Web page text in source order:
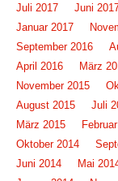
Juli 2017
Juni
Januar 2017
September 2016
April 2016
März
November 2015
August 2015
Juli
März 2015
Oktober 2014
Juni 2014
Mai